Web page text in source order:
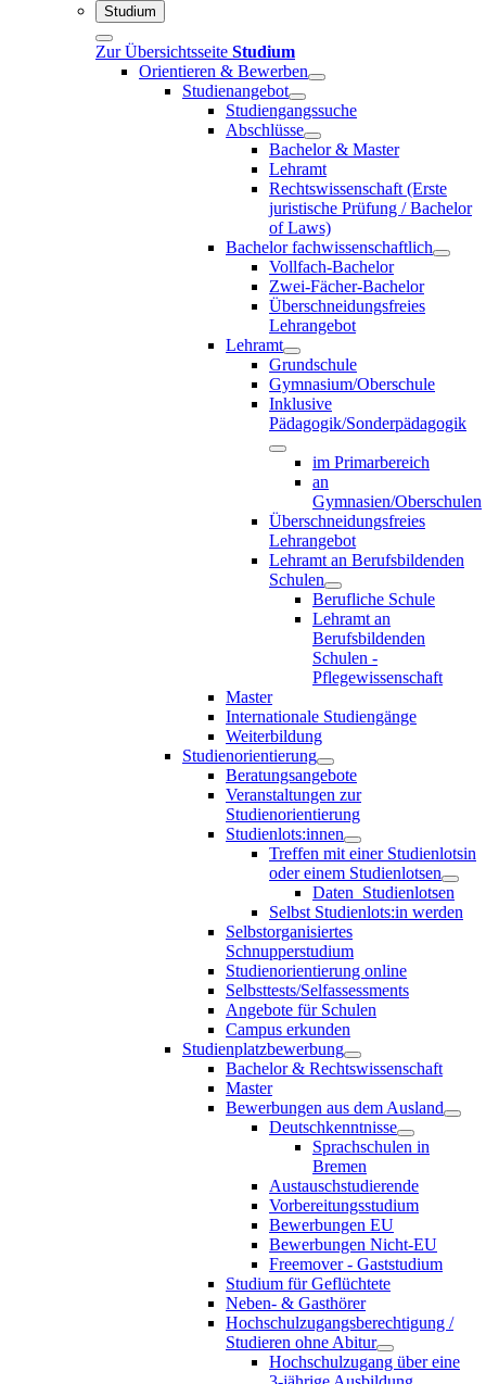
Studium
Zur Übersichtsseite Studium
Orientieren & Bewerben
Studienangebot
Studiengangssuche
Abschlüsse
Bachelor & Master
Lehramt
Rechtswissenschaft (Erste
juristische Prüfung / Bachelor
of Laws)
Bachelor fachwissenschaftlich
Vollfach-Bachelor
Zwei-Fächer-Bachelor
Überschneidungsfreies
Lehrangebot
Lehramt
Grundschule
Gymnasium/Oberschule
Inklusive
Pädagogik/Sonderpädagogik
im Primarbereich
an
Gymnasien/Oberschulen
Überschneidungsfreies
Lehrangebot
Lehramt an Berufsbildenden
Schulen
Berufliche Schule
Lehramt an
Berufsbildenden
Schulen -
Pflegewissenschaft
Master
Internationale Studiengänge
Weiterbildung
Studienorientierung
Beratungsangebote
Veranstaltungen zur
Studienorientierung
Studienlots:innen
Treffen mit einer Studienlotsin
oder einem Studienlotsen
Daten_Studienlotsen
Selbst Studienlots:in werden
Selbstorganisiertes
Schnupperstudium
Studienorientierung online
Selbsttests/Selfassessments
Angebote für Schulen
Campus erkunden
Studienplatzbewerbung
Bachelor & Rechtswissenschaft
Master
Bewerbungen aus dem Ausland
Deutschkenntnisse
Sprachschulen in
Bremen
Austauschstudierende
Vorbereitungsstudium
Bewerbungen EU
Bewerbungen Nicht-EU
Freemover - Gaststudium
Studium für Geflüchtete
Neben- & Gasthörer
Hochschulzugangsberechtigung /
Studieren ohne Abitur
Hochschulzugang über eine